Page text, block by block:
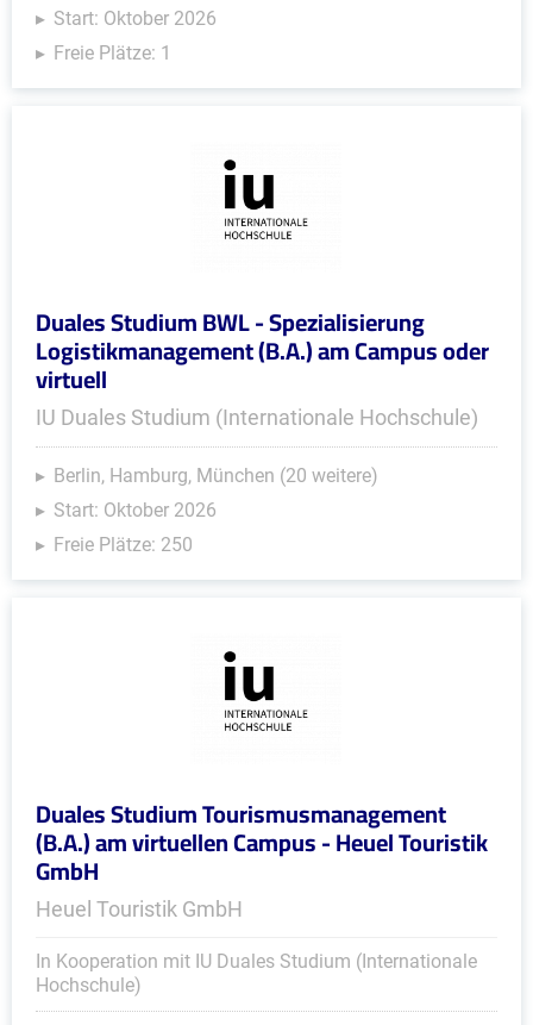
Start: Oktober 2026
Freie Plätze: 1
Duales Studium BWL - Spezialisierung
Logistikmanagement (B.A.) am Campus oder
virtuell
IU Duales Studium (Internationale Hochschule)
Berlin, Hamburg, München (20 weitere)
Start: Oktober 2026
Freie Plätze: 250
Duales Studium Tourismusmanagement
(B.A.) am virtuellen Campus - Heuel Touristik
GmbH
Heuel Touristik GmbH
In Kooperation mit IU Duales Studium (Internationale
Hochschule)